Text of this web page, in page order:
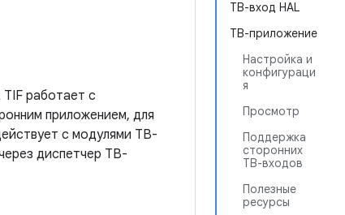
ТВ-вход HAL
ТВ-приложение
Настройка и
конфигураци
я
Просмотр
Поддержка
сторонних
ТВ-входов
Полезные
ресурсы
работает с
приложением, для
с модулями ТВ-
диспетчер ТВ-